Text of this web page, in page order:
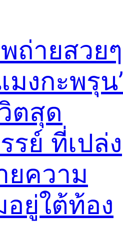
ถ่ายสวยๆ
มงกะพรุน’
ตสุด
รย์ ที่เปล่ง
ยความ
อยู่ใต้ท้อง